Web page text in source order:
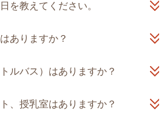
を教えてください。
ありますか？
ルバス）はありますか？
、授乳室はありますか？